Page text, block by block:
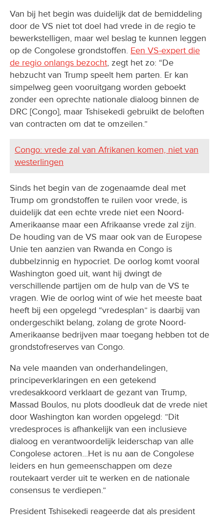
Van bij het begin was duidelijk dat de bemiddeling
door de VS niet tot doel had vrede in de regio te
bewerkstelligen, maar wel beslag te kunnen leggen
op de Congolese grondstoffen. Een VS-expert die
de regio onlangs bezocht, zegt het zo: “De
hebzucht van Trump speelt hem parten. Er kan
simpelweg geen vooruitgang worden geboekt
zonder een oprechte nationale dialoog binnen de
DRC [Congo], maar Tshisekedi gebruikt de beloften
van contracten om dat te omzeilen.”
Congo: vrede zal van Afrikanen komen, niet van
westerlingen
Sinds het begin van de zogenaamde deal met
Trump om grondstoffen te ruilen voor vrede, is
duidelijk dat een echte vrede niet een Noord-
Amerikaanse maar een Afrikaanse vrede zal zijn.
De houding van de VS maar ook van de Europese
Unie ten aanzien van Rwanda en Congo is
dubbelzinnig en hypocriet. De oorlog komt vooral
Washington goed uit, want hij dwingt de
verschillende partijen om de hulp van de VS te
vragen. Wie de oorlog wint of wie het meeste baat
heeft bij een opgelegd “vredesplan” is daarbij van
ondergeschikt belang, zolang de grote Noord-
Amerikaanse bedrijven maar toegang hebben tot de
grondstofreserves van Congo.
Na vele maanden van onderhandelingen,
principeverklaringen en een getekend
vredesakkoord verklaart de gezant van Trump,
Massad Boulos, nu plots doodleuk dat de vrede niet
door Washington kan worden opgelegd: ”Dit
vredesproces is afhankelijk van een inclusieve
dialoog en verantwoordelijk leiderschap van alle
Congolese actoren...Het is nu aan de Congolese
leiders en hun gemeenschappen om deze
routekaart verder uit te werken en de nationale
consensus te verdiepen.”
President Tshisekedi reageerde dat als president